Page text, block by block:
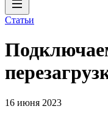
Статьи
16 июня 2023